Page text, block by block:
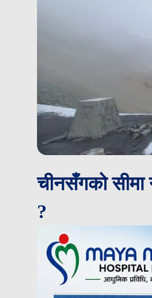
चीनसँगको सीमा
?